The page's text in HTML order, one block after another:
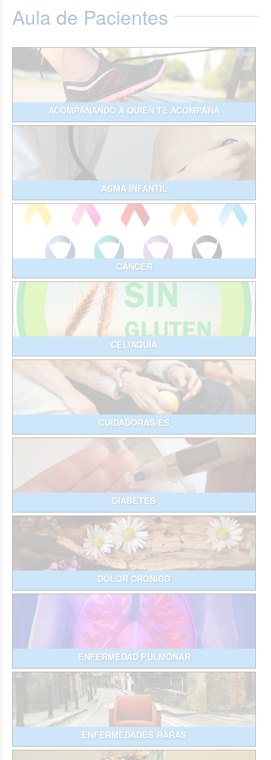
Aula de Pacientes
ACOMPAÑANDO A QUIEN TE ACOMPAÑA
ASMA INFANTIL
CÁNCER
CELIAQUÍA
CUIDADORAS/ES
DIABETES
DOLOR CRÓNICO
ENFERMEDAD PULMONAR
ENFERMEDADES RARAS